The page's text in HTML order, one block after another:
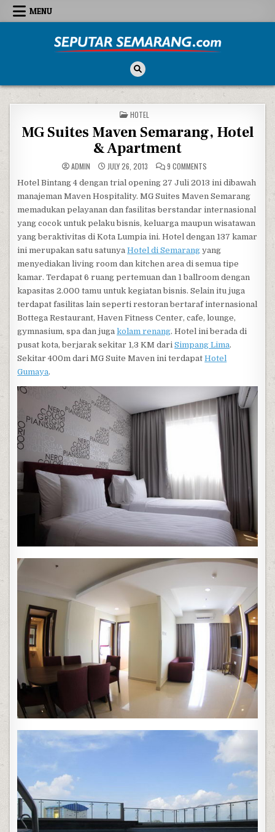
Skip to content
MENU
POSTED IN
HOTEL
MG Suites Maven Semarang, Hotel
& Apartment
ADMIN JULY 26, 2013 9 COMMENTS
Hotel Bintang 4 dengan trial opening 27 Juli 2013 ini dibawah
manajeman Maven Hospitality. MG Suites Maven Semarang
memadukan pelayanan dan fasilitas berstandar internasional
yang cocok untuk pelaku bisnis, keluarga maupun wisatawan
yang beraktivitas di Kota Lumpia ini. Hotel dengan 137 kamar
ini merupakan satu satunyaHotel di Semarang yang
menyediakan living room dan kitchen area di semua tipe
kamar. Terdapat 6 ruang pertemuan dan 1 ballroom dengan
kapasitas 2.000 tamu untuk kegiatan bisnis. Selain itu juga
terdapat fasilitas lain seperti restoran bertaraf internasional
Bottega Restaurant, Haven Fitness Center, cafe, lounge,
gymnasium, spa dan jugakolam renang. Hotel ini berada di
pusat kota, berjarak sekitar 1,3 KM dariSimpang Lima.
Sekitar 400m dari MG Suite Maven ini terdapatHotel
Gumaya.